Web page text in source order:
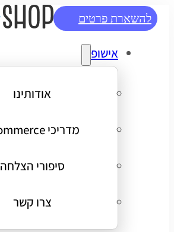
להשארת פרטים
אישופ
אודותינו
מדריכי ecommerce
סיפורי הצלחה
צרו קשר